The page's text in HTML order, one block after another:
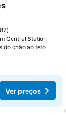
favoritos
Central Station
do chão ao teto
Ver preços